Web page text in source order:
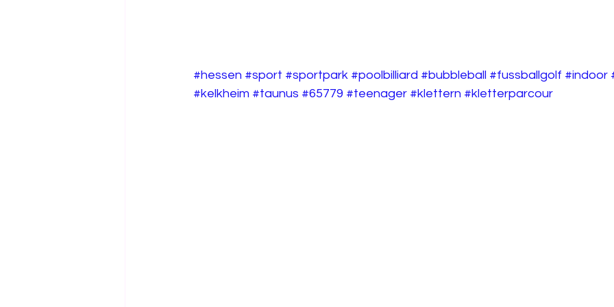
#hessen #sport #sportpark #poolbilliard #bubbleball #fussballgolf #indoor
#kelkheim #taunus #65779 #teenager #klettern #kletterparcour